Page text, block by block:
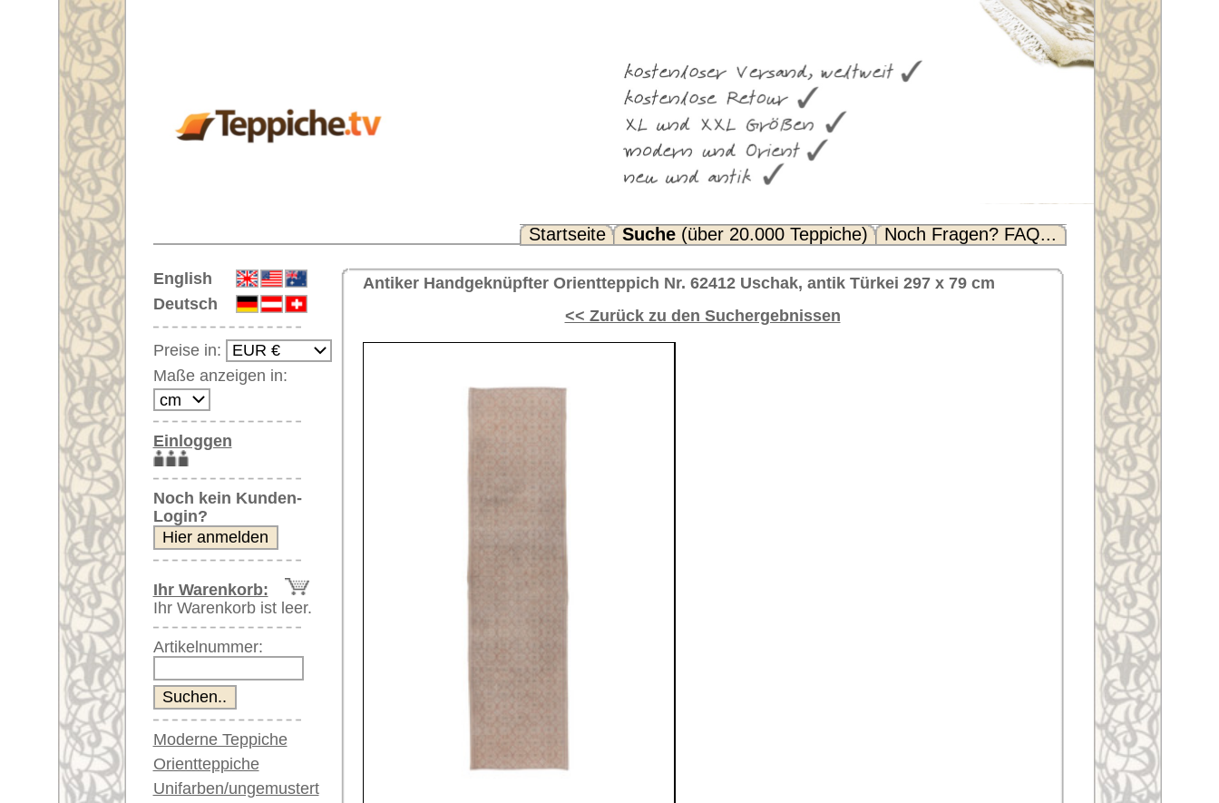
Noch Fragen? FAQ...
English
Deutsch
Preise in:
Maße anzeigen in:
Einloggen
Noch kein Kunden-
Login?
Ihr Warenkorb:
Ihr Warenkorb ist leer.
Artikelnummer:
Moderne Teppiche
Orientteppiche
Unifarben/ungemustert
Seidenteppiche
Große Teppiche
(über 300x200 cm)
Sehr große XL Teppiche
(über 400x200 cm)
Riesige XXL Teppiche
(über 600x200 cm)
Läufer / Galerien
Runde & ovale Teppiche
Antike Teppiche
Antike China Teppiche
Blaue Teppiche
Graue Teppiche
Braune Teppiche
Blaue Teppiche
Grüne Teppiche
Rot/pink/flieder/lila
Beige/hell/cremefarben
Bitte klicken Sie auf die kleinen Bilder weiter unten für Bilder in höherer Auflösung
Hauptbild Bild Nr. 2
Name/Provenienz: